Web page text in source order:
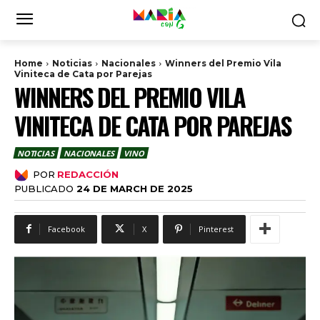
Home Noticias Nacionales
Winners del Premio Vila
Viniteca de Cata por Parejas
WINNERS DEL PREMIO VILA
VINITECA DE CATA POR PAREJAS
NOTICIAS NACIONALES VINO
POR REDACCIÓN
PUBLICADO 24 DE MARCH DE 2025
Facebook X Pinterest